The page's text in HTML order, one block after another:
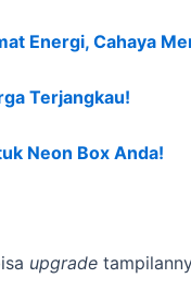
Energi, Cahaya
Terjangkau!
Neon Box Anda!
upgrade